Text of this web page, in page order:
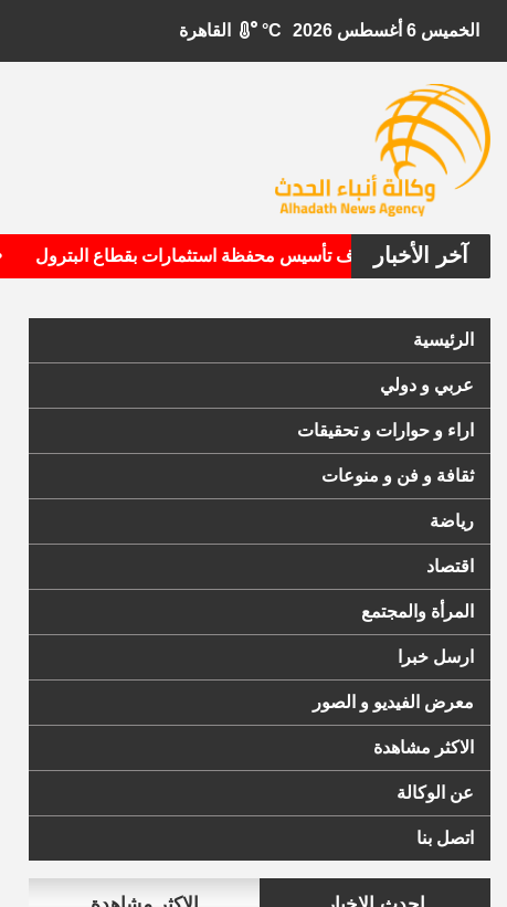
الخميس 6 أغسطس 2026 °C
آخر الأخبار
الأمريكية تستهدف تأسيس محفظة استثمارات بقطاع البترول •
الرئيسية
عربي و دولي
اراء و حوارات و تحقيقات
ثقافة و فن و منوعات
رياضة
اقتصاد
المرأة والمجتمع
ارسل خبرا
معرض الفيديو و الصور
الاكثر مشاهدة
عن الوكالة
اتصل بنا